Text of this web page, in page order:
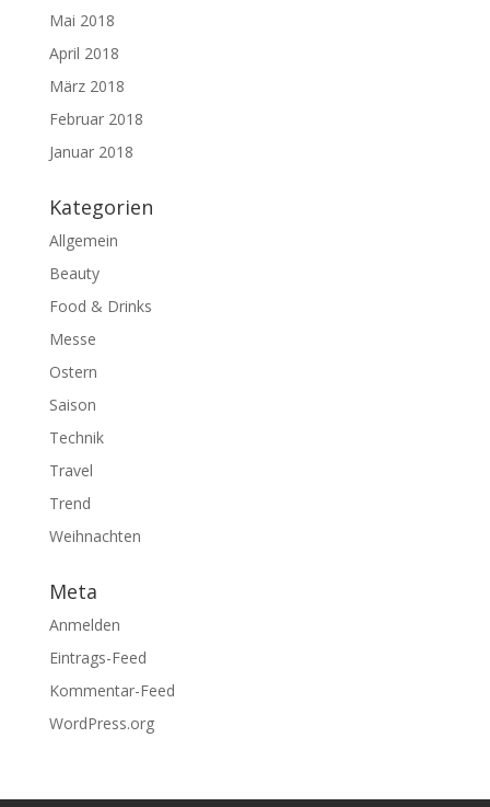
Mai 2018
April 2018
März 2018
Februar 2018
Januar 2018
Kategorien
Allgemein
Beauty
Food & Drinks
Messe
Ostern
Saison
Technik
Travel
Trend
Weihnachten
Meta
Anmelden
Eintrags-Feed
Kommentar-Feed
WordPress.org